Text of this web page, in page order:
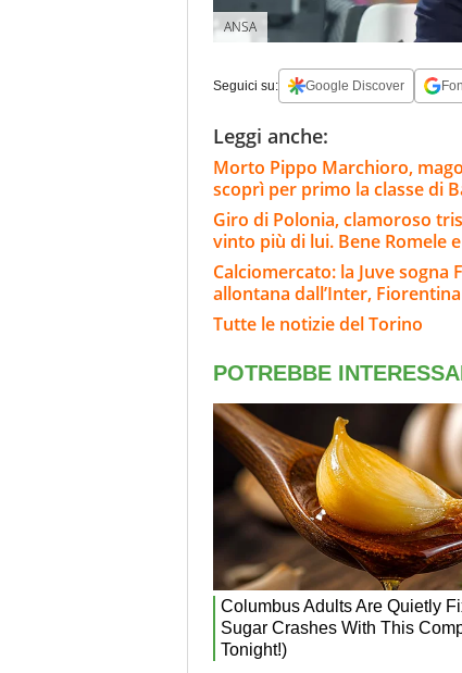
ANSA
Seguici su: Google Discover
Leggi anche:
Morto Pippo Marchioro,
scoprì per primo la classe di
Giro di Polonia, clamoroso
vinto più di lui. Bene Romele
Calciomercato: la Juve sogna
allontana dall’Inter,
Tutte le notizie del Torino